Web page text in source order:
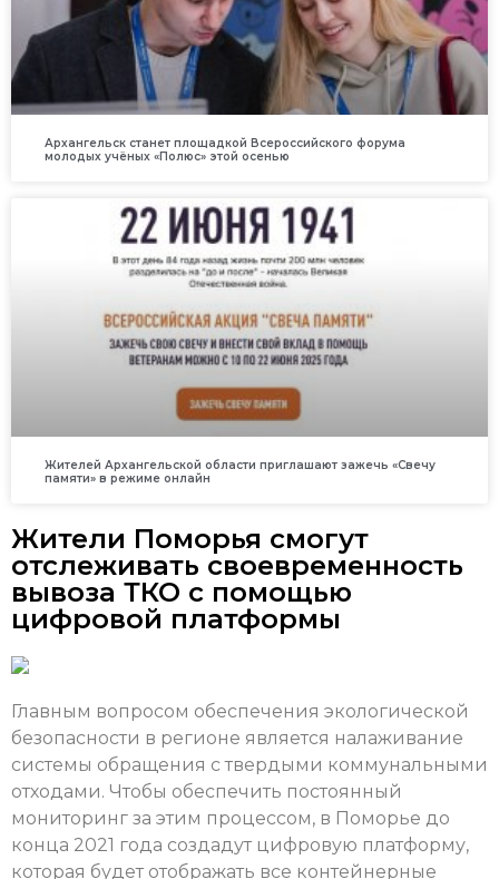
Архангельск станет площадкой Всероссийского форума
молодых учёных «Полюс» этой осенью
Жителей Архангельской области приглашают зажечь «Свечу
памяти» в режиме онлайн
Жители Поморья смогут
отслеживать своевременность
вывоза ТКО с помощью
цифровой платформы
Главным вопросом обеспечения экологической
безопасности в регионе является налаживание
системы обращения с твердыми коммунальными
отходами. Чтобы обеспечить постоянный
мониторинг за этим процессом, в Поморье до
конца 2021 года создадут цифровую платформу,
которая будет отображать все контейнерные